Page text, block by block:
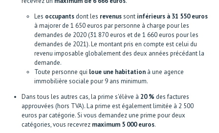
Les occupants dont les revenussont inférieurs à 31 550 euros
à majorer de 1 650 euros par personne à charge pour les
demandes de 2020 (31 870 euros et de 1 660 euros pour les
demandes de 2021). Le montant pris en compte est celui du
revenu imposable globalement des deux années précédant la
demande.
Toute personne qui loue une habitation à une agence
immobilière sociale pour 9 ans minimum.
Dans tous les autres cas, la prime s'élève à 20 % des factures
approuvées (hors TVA). La prime est également limitée à 2 500
euros par catégorie. Si vous demandez une prime pour deux
catégories, vous recevrez maximum 5 000 euros.